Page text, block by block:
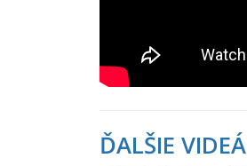
ĎALŠIE VIDEÁ